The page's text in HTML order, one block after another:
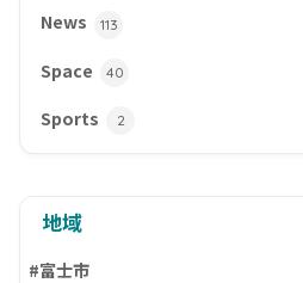
News 113
Space 40
Sports 2
地域
#富士市